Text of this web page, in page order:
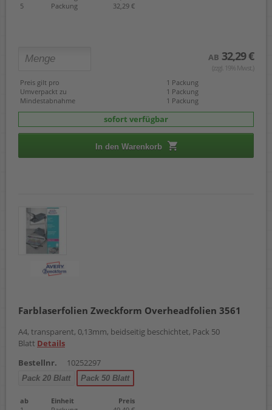
5
Packung 32,29 €
AB 32,29 €
(zzgl. 19% Mwst.)
Preis gilt pro
1 Packung
Umverpackt zu
1 Packung
Mindestabnahme
1 Packung
sofort verfügbar
In den Warenkorb
Farblaserfolien Zweckform Overheadfolien 3561
A4, transparent, 0,13mm, beidseitig beschichtet, Pack 50
Blatt Details
Bestellnr.
10252297
Pack 20 Blatt Pack 50 Blatt
ab Einheit
Preis